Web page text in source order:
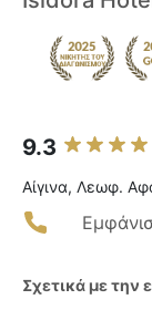
9.3
Αίγινα, Λεωφ.
Σχετικά με την